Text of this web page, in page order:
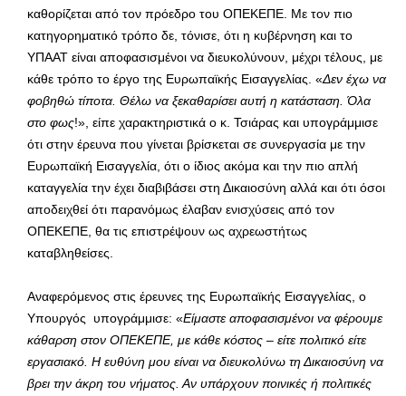
καθορίζεται από τον πρόεδρο του ΟΠΕΚΕΠΕ. Με τον πιο
κατηγορηματικό τρόπο δε, τόνισε, ότι η κυβέρνηση και το
ΥΠΑΑΤ είναι αποφασισμένοι να διευκολύνουν, μέχρι τέλους, με
κάθε τρόπο το έργο της Ευρωπαϊκής Εισαγγελίας. «Δεν έχω να
φοβηθώ τίποτα. Θέλω να ξεκαθαρίσει αυτή η κατάσταση. Όλα
στο φως!», είπε χαρακτηριστικά ο κ. Τσιάρας και υπογράμμισε
ότι στην έρευνα που γίνεται βρίσκεται σε συνεργασία με την
Ευρωπαϊκή Εισαγγελία, ότι ο ίδιος ακόμα και την πιο απλή
καταγγελία την έχει διαβιβάσει στη Δικαιοσύνη αλλά και ότι όσοι
αποδειχθεί ότι παρανόμως έλαβαν ενισχύσεις από τον
ΟΠΕΚΕΠΕ, θα τις επιστρέψουν ως αχρεωστήτως
καταβληθείσες.
Αναφερόμενος στις έρευνες της Ευρωπαϊκής Εισαγγελίας, ο
Υπουργός υπογράμμισε: «Είμαστε αποφασισμένοι να φέρουμε
κάθαρση στον ΟΠΕΚΕΠΕ, με κάθε κόστος – είτε πολιτικό είτε
εργασιακό. Η ευθύνη μου είναι να διευκολύνω τη Δικαιοσύνη να
βρει την άκρη του νήματος. Αν υπάρχουν ποινικές ή πολιτικές